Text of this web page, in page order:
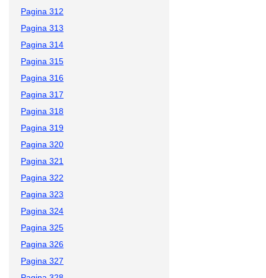
Pagina 312
Pagina 313
Pagina 314
Pagina 315
Pagina 316
Pagina 317
Pagina 318
Pagina 319
Pagina 320
Pagina 321
Pagina 322
Pagina 323
Pagina 324
Pagina 325
Pagina 326
Pagina 327